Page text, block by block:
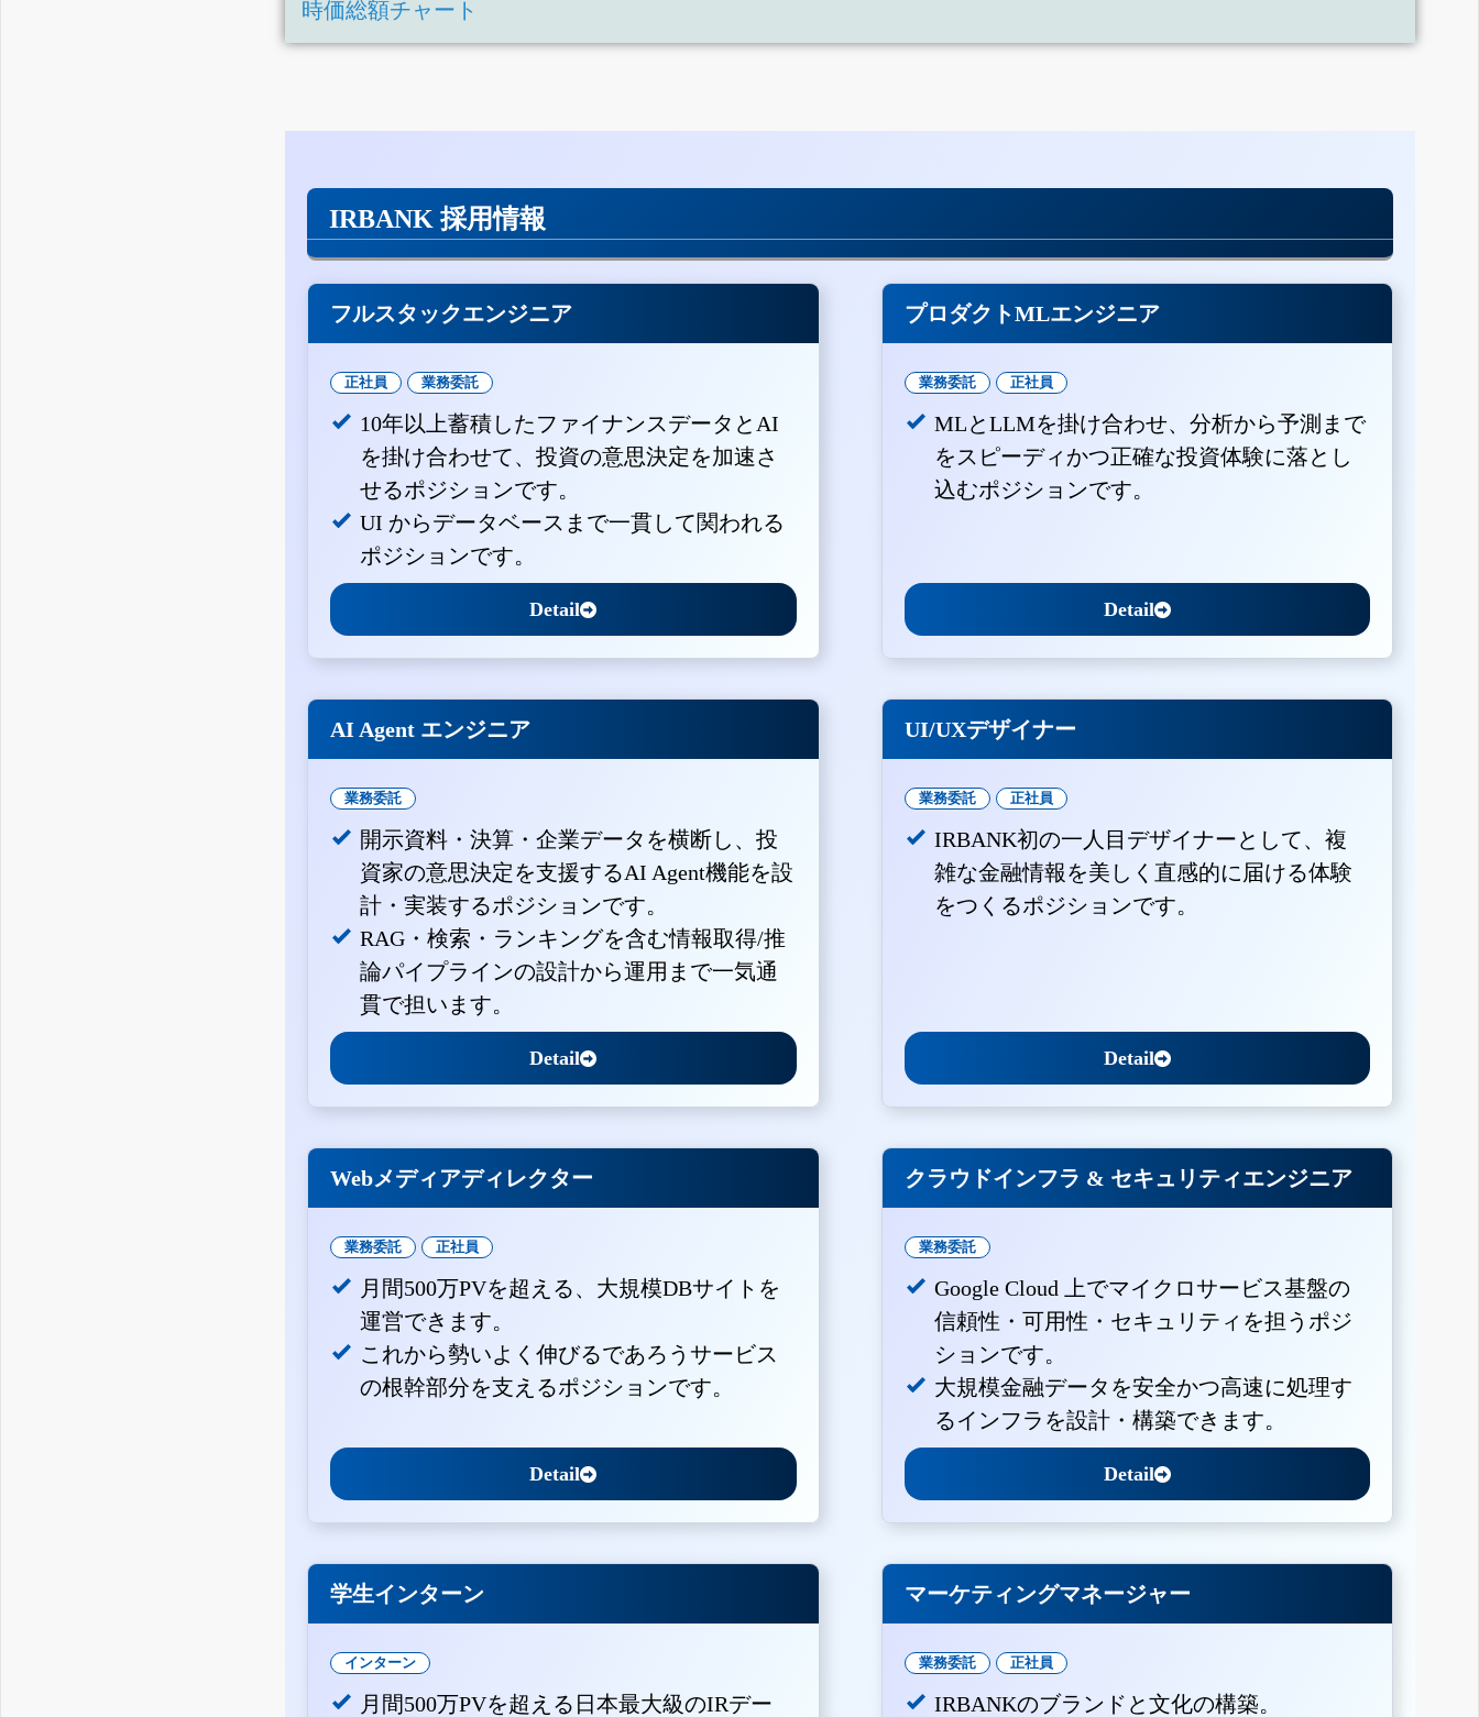
時価総額チャート
IRBANK 採用情報
フルスタックエンジニア
正社員 業務委託
10年以上蓄積したファイナンスデータとAI
を掛け合わせて、投資の意思決定を加速さ
せるポジションです。
UI からデータベースまで一貫して関われる
ポジションです。
Detail
プロダクトMLエンジニア
業務委託 正社員
MLとLLMを掛け合わせ、分析から予測まで
をスピーディかつ正確な投資体験に落とし
込むポジションです。
Detail
AI Agent エンジニア
業務委託
開示資料・決算・企業データを横断し、投
資家の意思決定を支援するAI Agent機能を設
計・実装するポジションです。
RAG・検索・ランキングを含む情報取得/推
論パイプラインの設計から運用まで一気通
貫で担います。
Detail
UI/UXデザイナー
業務委託 正社員
IRBANK初の一人目デザイナーとして、複
雑な金融情報を美しく直感的に届ける体験
をつくるポジションです。
Detail
Webメディアディレクター
業務委託 正社員
月間500万PVを超える、大規模DBサイトを
運営できます。
これから勢いよく伸びるであろうサービス
の根幹部分を支えるポジションです。
Detail
クラウドインフラ & セキュリティエンジニア
業務委託
Google Cloud 上でマイクロサービス基盤の
信頼性・可用性・セキュリティを担うポジ
ションです。
大規模金融データを安全かつ高速に処理す
るインフラを設計・構築できます。
Detail
学生インターン
インターン
月間500万PVを超える日本最大級のIRデー
マーケティングマネージャー
業務委託 正社員
IRBANKのブランドと文化の構築。